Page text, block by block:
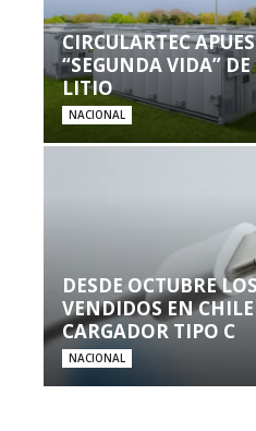
CIRCULARTEC
“SEGUNDA VIDA”
LITIO
NACIONAL
DESDE OCTUBRE
VENDIDOS EN
CARGADOR TIPO C
NACIONAL